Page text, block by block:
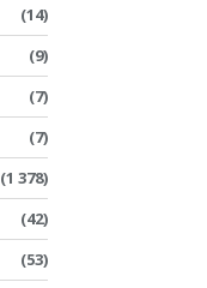
(14)
(9)
(7)
(7)
(1 378)
(42)
(53)